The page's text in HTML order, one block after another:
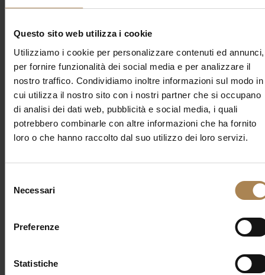
Questo sito web utilizza i cookie
Utilizziamo i cookie per personalizzare contenuti ed annunci,
per fornire funzionalità dei social media e per analizzare il
nostro traffico. Condividiamo inoltre informazioni sul modo in
cui utilizza il nostro sito con i nostri partner che si occupano
di analisi dei dati web, pubblicità e social media, i quali
potrebbero combinarle con altre informazioni che ha fornito
loro o che hanno raccolto dal suo utilizzo dei loro servizi.
delNecessari
Preferenze
Statistiche
Achille LauroAlfaArena Santa GiuliaAssago Forum
ElisaElodie EmmaFede Gazzelle
GrackieI-DaysIppodromo La Maura Ippodromo SNAI
Irama JovanottiLazzaLigabue Live MusicLouis
Tomlinson Max Pezzali Melanie MartinezMilano Modà
naytNeffa OffspringOllyParco della musicaSfera
EbbastaShivaStadio TeatroTedua The Weeknd
Tiziano FerroTommaso ParadisoTyler The Creator
Unipol Dome
Categorie